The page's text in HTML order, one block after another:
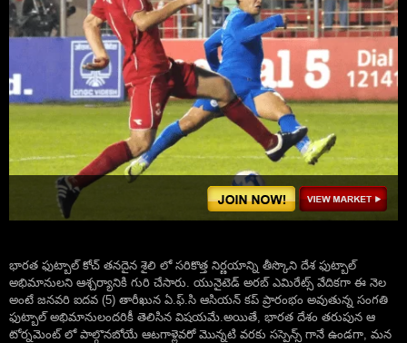
భారత ఫుట్బాల్ కోచ్ తనదైన శైలి లో సరికొత్త నిర్ణయాన్ని తీస్కొని దేశ ఫుట్బాల్
అభిమానులని ఆశ్చర్యానికి గురి చేసారు. యునైటెడ్ అరబ్ ఎమిరేట్స్ వేదికగా ఈ నెల
అంటే జనవరి ఐదవ (5) తారీఖున ఏ.ఫ్.సి ఆసియన్ కప్ ప్రారంభం అవుతున్న సంగతి
ఫుట్బాల్ అభిమానులందరికీ తెలిసిన విషయమే.అయితే, భారత దేశం తరుపున ఆ
టోర్నమెంట్ లో పాల్గొనబోయే ఆటగాళ్లెవరో మొన్నటి వరకు సస్పెన్స్ గానే ఉండగా, మన